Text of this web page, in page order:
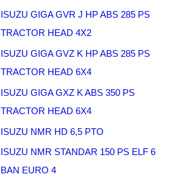
ISUZU GIGA GVR J HP ABS 285 PS
TRACTOR HEAD 4X2
ISUZU GIGA GVZ K HP ABS 285 PS
TRACTOR HEAD 6X4
ISUZU GIGA GXZ K ABS 350 PS
TRACTOR HEAD 6X4
ISUZU NMR HD 6,5 PTO
ISUZU NMR STANDAR 150 PS ELF 6
BAN EURO 4